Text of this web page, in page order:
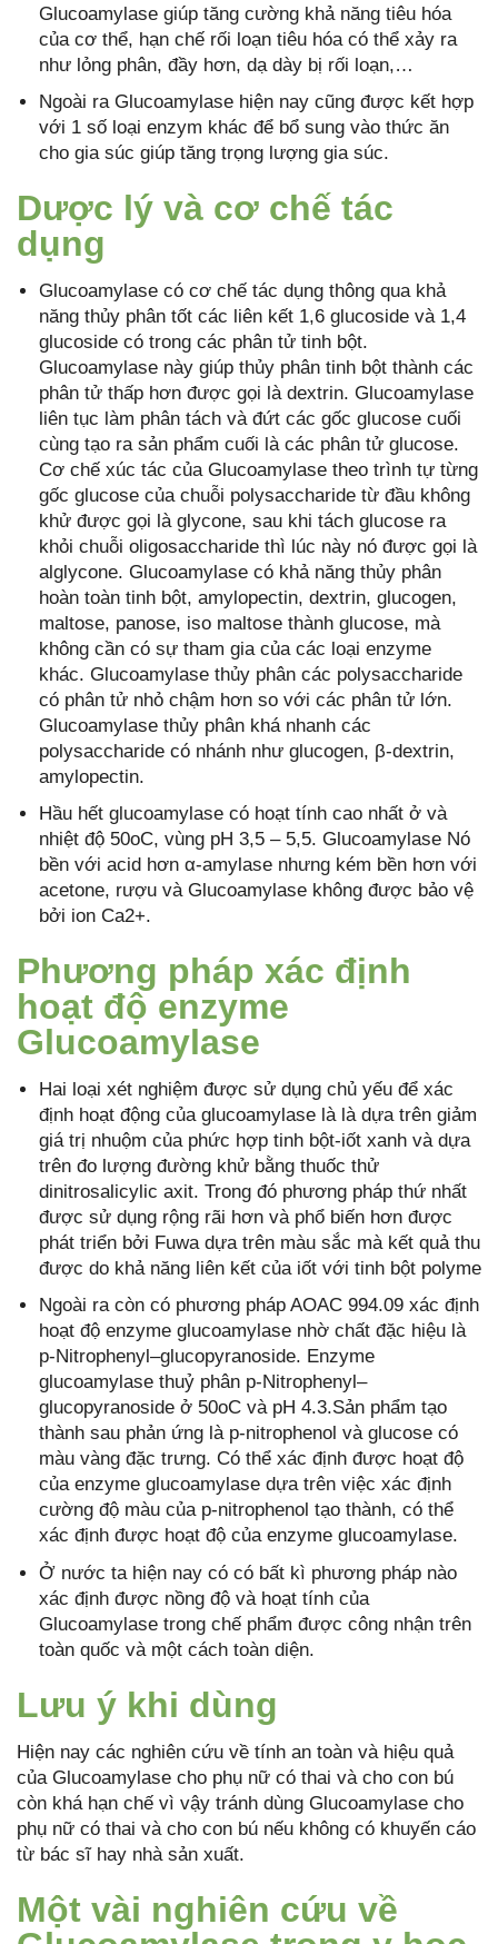
Glucoamylase giúp tăng cường khả năng tiêu hóa
của cơ thể, hạn chế rối loạn tiêu hóa có thể xảy ra
như lỏng phân, đầy hơn, dạ dày bị rối loạn,…
Ngoài ra Glucoamylase hiện nay cũng được kết hợp
với 1 số loại enzym khác để bổ sung vào thức ăn
cho gia súc giúp tăng trọng lượng gia súc.
Dược lý và cơ chế tác
dụng
Glucoamylase có cơ chế tác dụng thông qua khả
năng thủy phân tốt các liên kết 1,6 glucoside và 1,4
glucoside có trong các phân tử tinh bột.
Glucoamylase này giúp thủy phân tinh bột thành các
phân tử thấp hơn được gọi là dextrin. Glucoamylase
liên tục làm phân tách và đứt các gốc glucose cuối
cùng tạo ra sản phẩm cuối là các phân tử glucose.
Cơ chế xúc tác của Glucoamylase theo trình tự từng
gốc glucose của chuỗi polysaccharide từ đầu không
khử được gọi là glycone, sau khi tách glucose ra
khỏi chuỗi oligosaccharide thì lúc này nó được gọi là
alglycone. Glucoamylase có khả năng thủy phân
hoàn toàn tinh bột, amylopectin, dextrin, glucogen,
maltose, panose, iso maltose thành glucose, mà
không cần có sự tham gia của các loại enzyme
khác. Glucoamylase thủy phân các polysaccharide
có phân tử nhỏ chậm hơn so với các phân tử lớn.
Glucoamylase thủy phân khá nhanh các
polysaccharide có nhánh như glucogen, β-dextrin,
amylopectin.
Hầu hết glucoamylase có hoạt tính cao nhất ở và
nhiệt độ 50oC, vùng pH 3,5 – 5,5. Glucoamylase Nó
bền với acid hơn α-amylase nhưng kém bền hơn với
acetone, rượu và Glucoamylase không được bảo vệ
bởi ion Ca2+.
Phương pháp xác định
hoạt độ enzyme
Glucoamylase
Hai loại xét nghiệm được sử dụng chủ yếu để xác
định hoạt động của glucoamylase là là dựa trên giảm
giá trị nhuộm của phức hợp tinh bột-iốt xanh và dựa
trên đo lượng đường khử bằng thuốc thử
dinitrosalicylic axit. Trong đó phương pháp thứ nhất
được sử dụng rộng rãi hơn và phổ biến hơn được
phát triển bởi Fuwa dựa trên màu sắc mà kết quả thu
được do khả năng liên kết của iốt với tinh bột polyme
Ngoài ra còn có phương pháp AOAC 994.09 xác định
hoạt độ enzyme glucoamylase nhờ chất đặc hiệu là
p-Nitrophenyl–glucopyranoside. Enzyme
glucoamylase thuỷ phân p-Nitrophenyl–
glucopyranoside ở 50oC và pH 4.3.Sản phẩm tạo
thành sau phản ứng là p-nitrophenol và glucose có
màu vàng đặc trưng. Có thể xác định được hoạt độ
của enzyme glucoamylase dựa trên việc xác định
cường độ màu của p-nitrophenol tạo thành, có thể
xác định được hoạt độ của enzyme glucoamylase.
Ở nước ta hiện nay có có bất kì phương pháp nào
xác định được nồng độ và hoạt tính của
Glucoamylase trong chế phẩm được công nhận trên
toàn quốc và một cách toàn diện.
Lưu ý khi dùng
Hiện nay các nghiên cứu về tính an toàn và hiệu quả
của Glucoamylase cho phụ nữ có thai và cho con bú
còn khá hạn chế vì vậy tránh dùng Glucoamylase cho
phụ nữ có thai và cho con bú nếu không có khuyến cáo
từ bác sĩ hay nhà sản xuất.
Một vài nghiên cứu về